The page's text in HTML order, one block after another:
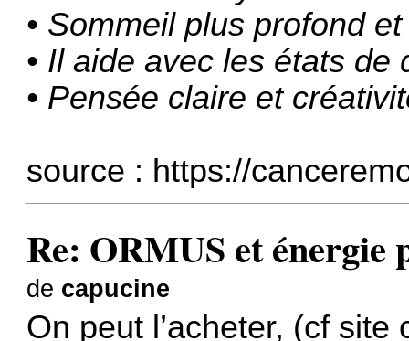
• Sommeil plus profond
• Il aide avec les états de
• Pensée claire et
source : https://
Re: ORMUS et énergie
de capucine
On peut l’acheter, (cf